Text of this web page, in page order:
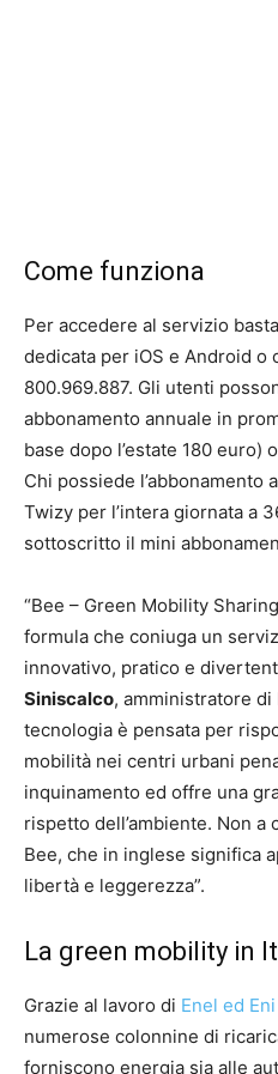
Come funziona
Per accedere al servizio
dedicata per iOS e Android o
800.969.887. Gli utenti
abbonamento annuale in
base dopo l’estate 180 euro)
Chi possiede l’abbonamento
Twizy per l’intera giornata a
sottoscritto il mini
“Bee – Green Mobility
formula che coniuga un
innovativo, pratico e
Siniscalco, amministratore di
tecnologia è pensata per
mobilità nei centri urbani
inquinamento ed offre una
rispetto dell’ambiente. Non a
Bee, che in inglese significa
libertà e leggerezza”.
La green mobility in
Grazie al lavoro di Enel ed Eni
numerose colonnine di
forniscono energia sia alle